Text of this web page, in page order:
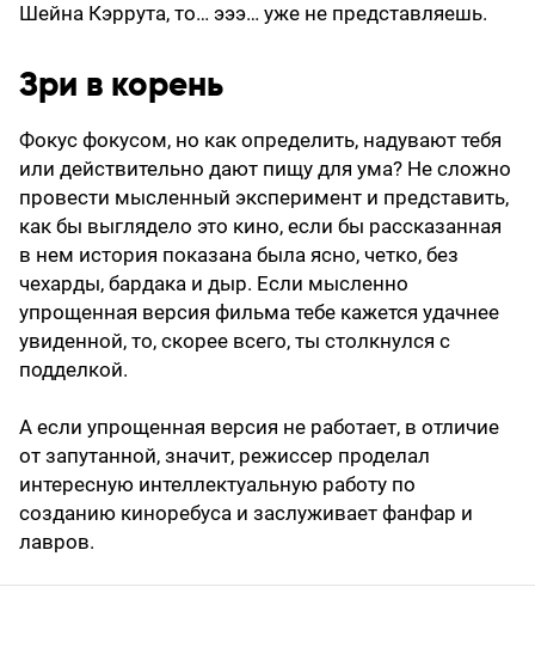
Шейна Кэррута, то… эээ… уже не представляешь.
Зри в корень
Фокус фокусом, но как определить, надувают тебя
или действительно дают пищу для ума? Не сложно
провести мысленный эксперимент и представить,
как бы выглядело это кино, если бы рассказанная
в нем история показана была ясно, четко, без
чехарды, бардака и дыр. Если мысленно
упрощенная версия фильма тебе кажется удачнее
увиденной, то, скорее всего, ты столкнулся с
подделкой.
А если упрощенная версия не работает, в отличие
от запутанной, значит, режиссер проделал
интересную интеллектуальную работу по
созданию киноребуса и заслуживает фанфар и
лавров.